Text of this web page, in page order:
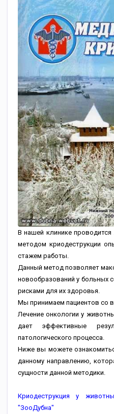
В нашей клинике
методом криодеструкции
стажем работы.
Данный метод позволяет
новообразований у больных
рисками для их здоровья.
Мы принимаем пациентов со
Лечение онкологии у
дает эффективные
патологического процесса.
Ниже вы можете
данному направлению,
сущности данной методики.
Криодеструкция у
"ЗооДубна"